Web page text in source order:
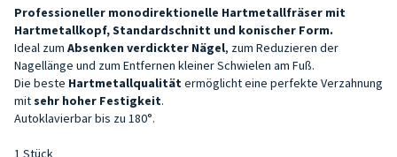
Professioneller monodirektionelle Hartmetallfräser mit
Hartmetallkopf, Standardschnitt und konischer Form.
Ideal zum Absenken verdickter Nägel, zum Reduzieren der
Nagellänge und zum Entfernen kleiner Schwielen am Fuß.
Die beste Hartmetallqualität ermöglicht eine perfekte Verzahnung
mitsehr hoher Festigkeit.
Autoklavierbar bis zu 180°.
1 Stück